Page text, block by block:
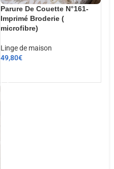
Parure De Couette N°161-
Imprimé Broderie (
microfibre)
Linge de maison
49,80€